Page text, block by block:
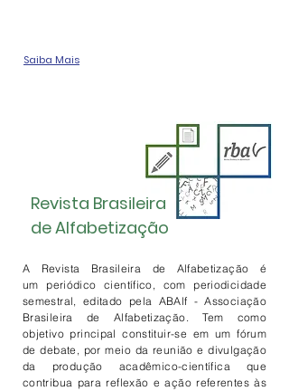
Saiba Mais
Revista Brasileira
de Alfabetização
A Revista Brasileira de Alfabetização é
um periódico científico, com periodicidade
semestral, editado pela ABAlf - Associação
Brasileira de Alfabetização. Tem como
objetivo principal constituir-se em um fórum
de debate, por meio da reunião e divulgação
da produção acadêmico-científica que
contribua para reflexão e ação referentes às